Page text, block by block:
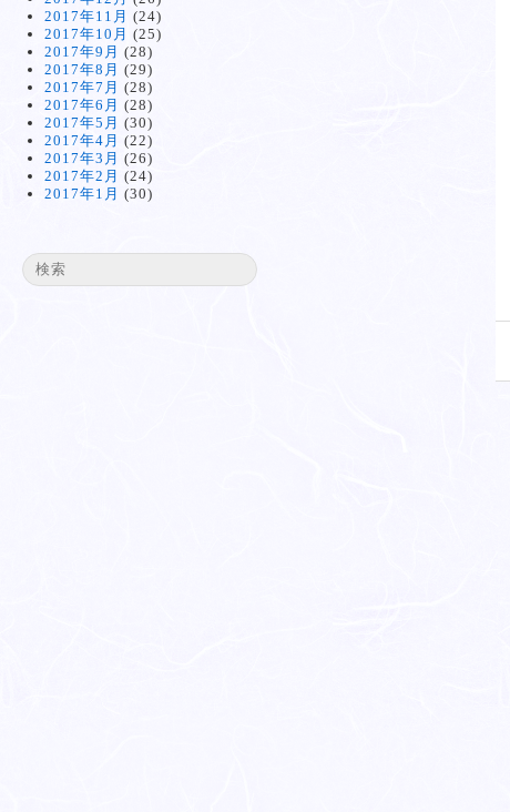
2017年11月 (24)
2017年10月 (25)
2017年9月 (28)
2017年8月 (29)
2017年7月 (28)
2017年6月 (28)
2017年5月 (30)
2017年4月 (22)
2017年3月 (26)
2017年2月 (24)
2017年1月 (30)